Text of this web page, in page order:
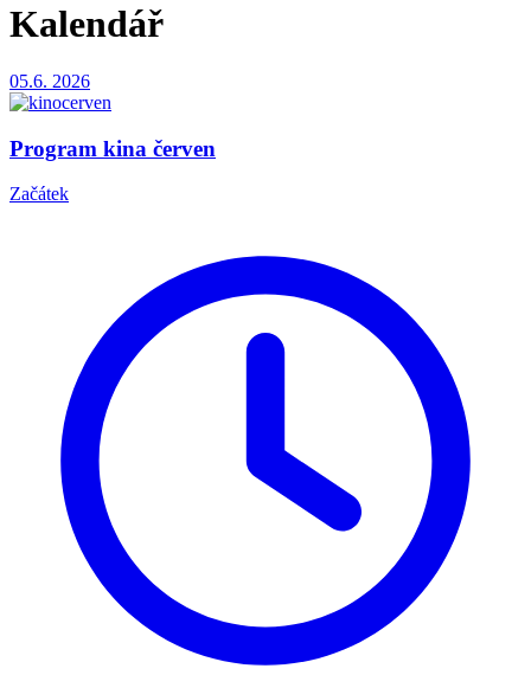
Kalendář
05.6. 2026
Program kina červen
Začátek